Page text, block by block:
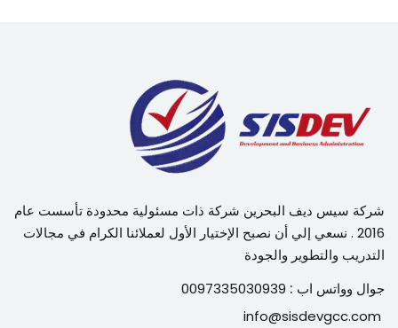
شركة سيس ديف البحرين شركة ذات مسئولية محدودة تأسست عام
2016 . نسعي إلي أن نصبح الإختيار الأول لعملائنا الكرام في مجالات
التدريب والتطوير والجودة
جوال وواتس اب : 0097335030939
info@sisdevgcc.com